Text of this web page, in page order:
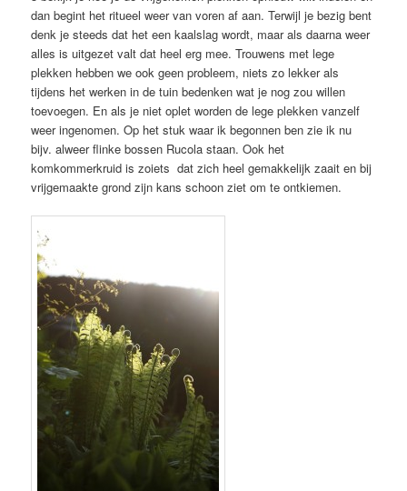
dan begint het ritueel weer van voren af aan. Terwijl je bezig bent
denk je steeds dat het een kaalslag wordt, maar als daarna weer
alles is uitgezet valt dat heel erg mee. Trouwens met lege
plekken hebben we ook geen probleem, niets zo lekker als
tijdens het werken in de tuin bedenken wat je nog zou willen
toevoegen. En als je niet oplet worden de lege plekken vanzelf
weer ingenomen. Op het stuk waar ik begonnen ben zie ik nu
bijv. alweer flinke bossen Rucola staan. Ook het
komkommerkruid is zoiets dat zich heel gemakkelijk zaait en bij
vrijgemaakte grond zijn kans schoon ziet om te ontkiemen.